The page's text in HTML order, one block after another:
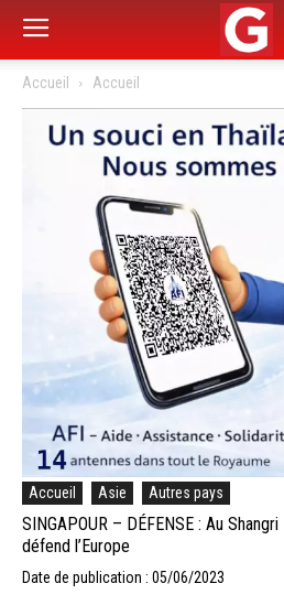
Accueil Accueil
Accueil Asie Autres pays
SINGAPOUR – DÉFENSE : Au
défend l’Europe
Date de publication : 05/06/2023